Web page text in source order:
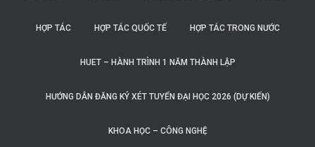
HỢP TÁC HỢP TÁC QUỐC TẾ HỢP TÁC TRONG NƯỚC
HUET – HÀNH TRÌNH 1 NĂM THÀNH LẬP
HƯỚNG DẪN ĐĂNG KÝ XÉT TUYỂN ĐẠI HỌC 2026 (DỰ KIẾN)
KHOA HỌC – CÔNG NGHỆ